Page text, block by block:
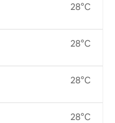
28°C
28°C
28°C
28°C